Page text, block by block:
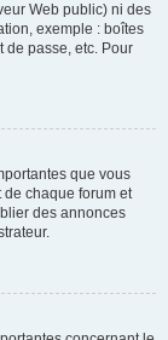
Web public) ni des
exemple : boîtes
de passe, etc. Pour
que vous
chaque forum et
des annonces